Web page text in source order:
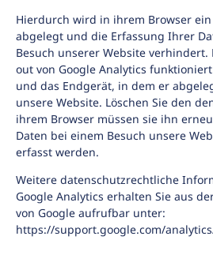
Hierdurch wird in ihrem Browser
abgelegt und die Erfassung Ihrer
Besuch unserer Website verhindert.
out von Google Analytics
und das Endgerät, in dem er
unsere Website. Löschen Sie den
ihrem Browser müssen sie ihn
Daten bei einem Besuch unsere
erfasst werden.
Weitere datenschutzrechtliche
Google Analytics erhalten Sie aus
von Google aufrufbar unter:
https://support.google.com/